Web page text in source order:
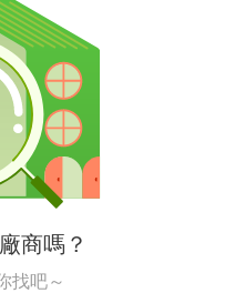
商嗎？
找吧～